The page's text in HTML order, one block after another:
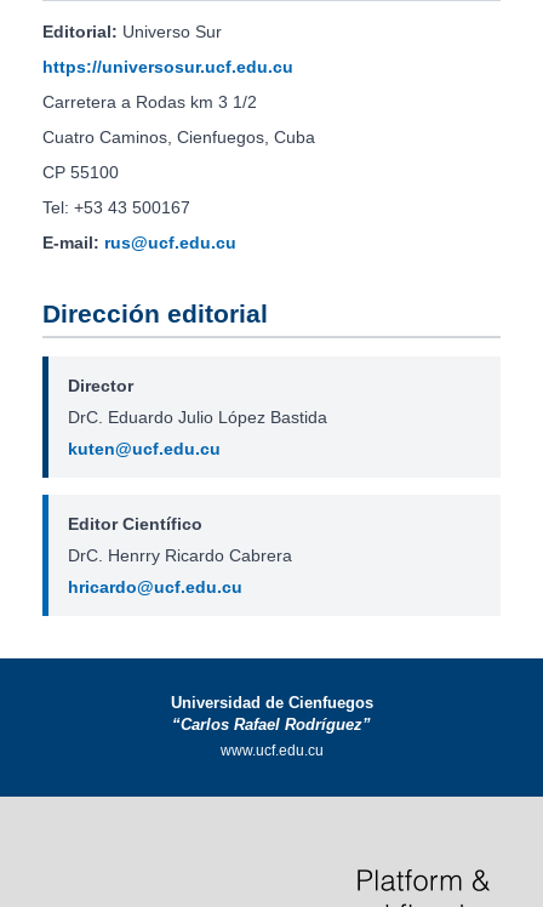
Editorial: Universo Sur
https://universosur.ucf.edu.cu
Carretera a Rodas km 3 1/2
Cuatro Caminos, Cienfuegos, Cuba
CP 55100
Tel: +53 43 500167
E-mail: rus@ucf.edu.cu
Dirección editorial
Director
DrC. Eduardo Julio López Bastida
kuten@ucf.edu.cu
Editor Científico
DrC. Henrry Ricardo Cabrera
hricardo@ucf.edu.cu
Universidad de Cienfuegos
“Carlos Rafael Rodríguez”
www.ucf.edu.cu